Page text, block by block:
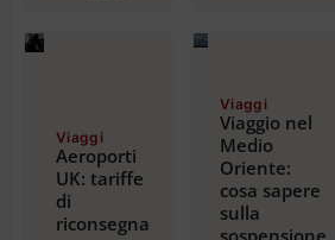
Viaggi
Aeroporti
UK: tariffe
di
riconsegna
Viaggi
Viaggio nel
Medio
Oriente:
cosa sapere
sulla
sospensione